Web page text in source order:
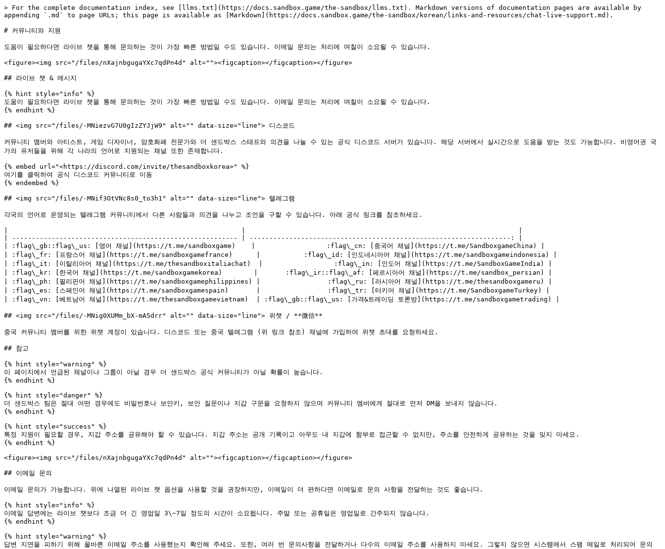
> For the complete documentation index, see [llms.txt](https://docs.sandbox.game/the-sandbox/llms.txt). Markdown versions of documentation pages are available by
appending `.md` to page URLs; this page is available as [Markdown](https://docs.sandbox.game/the-sandbox/korean/links-and-resources/chat-live-support.md).
# 커뮤니티와 지원
도움이 필요하다면 라이브 챗을 통해 문의하는 것이 가장 빠른 방법일 수도 있습니다. 이메일 문의는 처리에 며칠이 소요될 수 있습니다.
<figure><img src="/files/nXajnbgugaYXc7qdPn4d" alt=""><figcaption></figcaption></figure>
## 라이브 챗 & 메시지
{% hint style="info" %}
도움이 필요하다면 라이브 챗을 통해 문의하는 것이 가장 빠른 방법일 수도 있습니다. 이메일 문의는 처리에 며칠이 소요될 수 있습니다.
{% endhint %}
## <img src="/files/-MNiezvG7U0gIzZYJjW9" alt="" data-size="line"> 디스코드
커뮤니티 멤버와 아티스트, 게임 디자이너, 암호화폐 전문가와 더 샌드박스 스태프와 의견을 나눌 수 있는 공식 디스코드 서버가 있습니다. 해당 서버에서 실시간으로 도움을 받는 것도 가능합니다. 비영어권 국
가의 유저들을 위해 각 나라의 언어로 지원되는 채널 또한 존재합니다.
{% embed url="<https://discord.com/invite/thesandboxkorea>" %}
여기를 클릭하여 공식 디스코드 커뮤니티로 이동
{% endembed %}
## <img src="/files/-MNif3OtVNc8s0_to3h1" alt="" data-size="line"> 텔레그램
각국의 언어로 운영되는 텔레그램 커뮤니티에서 다른 사람들과 의견을 나누고 조언을 구할 수 있습니다. 아래 공식 링크를 참조하세요.
| --------------------------------------------------------- | ------------------------------------------------------------------: |
| :flag\_gb::flag\_us: [영어 채널](https://t.me/sandboxgame)    |                  :flag\_cn: [중국어 채널](https://t.me/SandboxgameChina) |
| :flag\_fr: [프랑스어 채널](https://t.me/sandboxgamefrance)      |           :flag\_id: [인도네시아어 채널](https://t.me/sandboxgameindonesia) |
| :flag\_it: [이탈리아어 채널](https://t.me/thesandboxitaliachat)  |                  :flag\_in: [인도어 채널](https://t.me/SandboxGameIndia) |
| :flag\_kr: [한국어 채널](https://t.me/sandboxgamekorea)        |       :flag\_ir::flag\_af: [페르시아어 채널](https://t.me/sandbox_persian) |
| :flag\_ph: [필리핀어 채널](https://t.me/sandboxgamephilippines) |                 :flag\_ru: [러시아어 채널](https://t.me/thesandboxgameru) |
| :flag\_es: [스페인어 채널](https://t.me/sandboxgamespain)       |                 :flag\_tr: [터키어 채널](https://t.me/SandboxgameTurkey) |
| :flag\_vn: [베트남어 채널](https://t.me/thesandboxgamevietnam)  | :flag\_gb::flag\_us: [가격&트레이딩 토론방](https://t.me/sandboxgametrading) |
## <img src="/files/-MNig0XUMm_bX-mA5drr" alt="" data-size="line"> 위챗 / **微信**
중국 커뮤니티 멤버를 위한 위챗 계정이 있습니다. 디스코드 또는 중국 텔레그램 (위 링크 참조) 채널에 가입하여 위챗 초대를 요청하세요.
## 참고
{% hint style="warning" %}
이 페이지에서 언급된 채널이나 그룹이 아닐 경우 더 샌드박스 공식 커뮤니티가 아닐 확률이 높습니다.
{% endhint %}
{% hint style="danger" %}
더 샌드박스 팀은 절대 어떤 경우에도 비밀번호나 보안키, 보안 질문이나 지갑 구문을 요청하지 않으며 커뮤니티 멤버에게 절대로 먼저 DM을 보내지 않습니다.
{% endhint %}
{% hint style="success" %}
특정 지원이 필요할 경우, 지갑 주소를 공유해야 할 수 있습니다. 지갑 주소는 공개 기록이고 아무도 내 지갑에 함부로 접근할 수 없지만, 주소를 안전하게 공유하는 것을 잊지 마세요.
{% endhint %}
<figure><img src="/files/nXajnbgugaYXc7qdPn4d" alt=""><figcaption></figcaption></figure>
## 이메일 문의
이메일 문의가 가능합니다. 위에 나열된 라이브 챗 옵션을 사용할 것을 권장하지만, 이메일이 더 편하다면 이메일로 문의 사항을 전달하는 것도 좋습니다.
{% hint style="info" %}
이메일 답변에는 라이브 챗보다 조금 더 긴 영업일 3\~7일 정도의 시간이 소요됩니다. 주말 또는 공휴일은 영업일로 간주되지 않습니다.
{% endhint %}
{% hint style="warning" %}
답변 지연을 피하기 위해 올바른 이메일 주소를 사용했는지 확인해 주세요. 또한, 여러 번 문의사항을 전달하거나 다수의 이메일 주소를 사용하지 마세요. 그렇지 않으면 시스템에서 스팸 메일로 처리되어 문의